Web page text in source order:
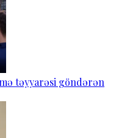
təyyarəsi göndərən